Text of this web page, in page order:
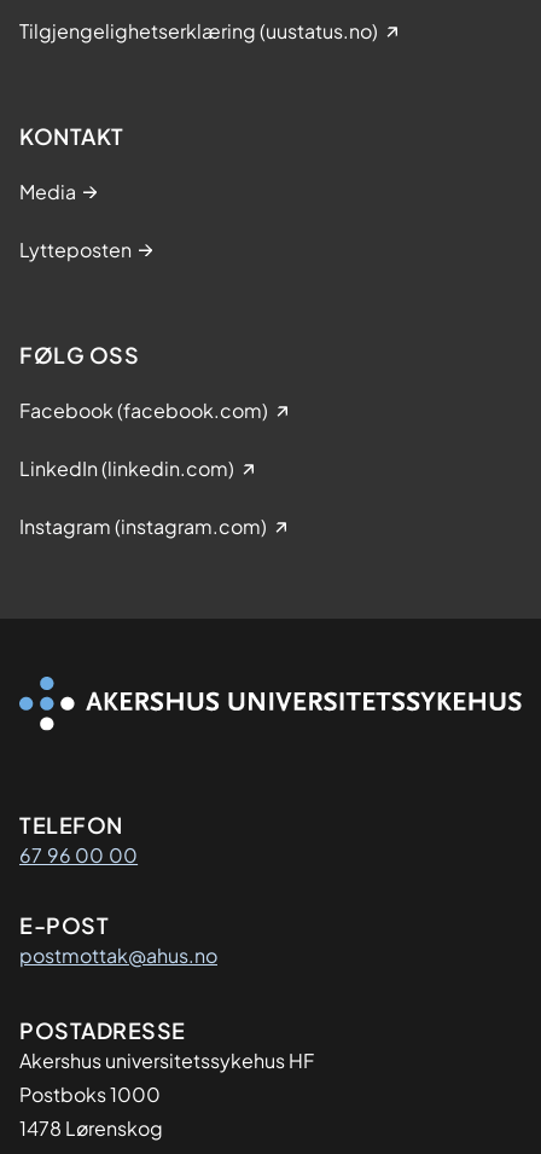
Tilgjengelighetserklæring (uustatus.no)
KONTAKT
Media
Lytteposten
FØLG OSS
Facebook (facebook.com)
LinkedIn (linkedin.com)
Instagram (instagram.com)
Kontaktinformasjon
TELEFON
67 96 00 00
E-POST
postmottak@ahus.no
Adresse
POSTADRESSE
Akershus universitetssykehus HF
Postboks 1000
1478 Lørenskog